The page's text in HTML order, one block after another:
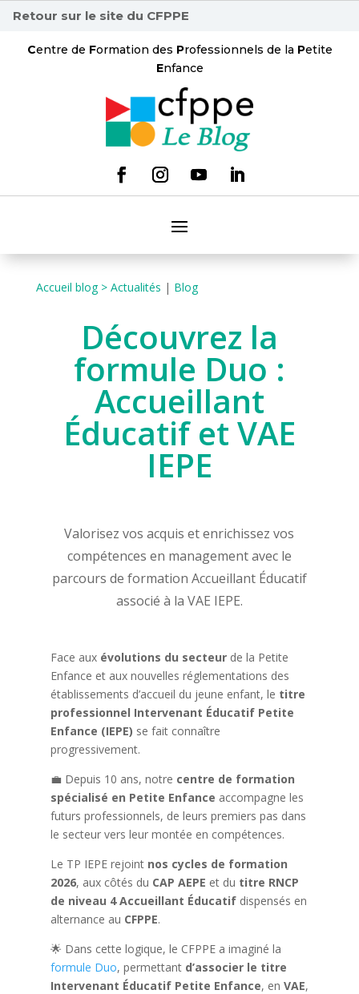
Retour sur le site du CFPPE
Centre de Formation des Professionnels de la Petite
Enfance
Accueil blog > Actualités | Blog
Découvrez la
formule Duo :
Accueillant
Éducatif et VAE
IEPE
Valorisez vos acquis et enrichissez vos
compétences en management avec le
parcours de formation Accueillant Éducatif
associé à la VAE IEPE.
Face aux évolutions du secteurde la Petite
Enfance et aux nouvelles réglementations des
établissements d’accueil du jeune enfant, le titre
professionnel Intervenant Éducatif Petite
Enfance (IEPE) se fait connaître
progressivement.
💼 Depuis 10 ans, notre centre de formation
spécialisé en Petite Enfance accompagne les
futurs professionnels, de leurs premiers pas dans
le secteur vers leur montée en compétences.
Le TP IEPE rejoint nos cycles de formation
2026, aux côtés du CAP AEPE et du titre RNCP
de niveau 4 Accueillant Éducatifdispensés en
alternance au CFPPE.
🌟 Dans cette logique, le CFPPE a imaginé la
formule Duo, permettant d’associer le titre
Intervenant Éducatif Petite Enfance, en VAE,